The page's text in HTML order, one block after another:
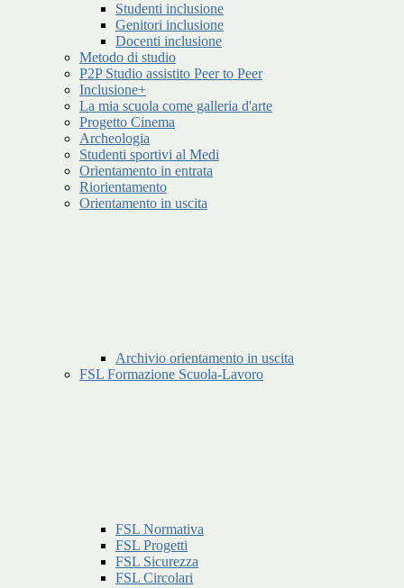
Studenti inclusione
Genitori inclusione
Docenti inclusione
Metodo di studio
P2P Studio assistito Peer to Peer
Inclusione+
La mia scuola come galleria d'arte
Progetto Cinema
Archeologia
Studenti sportivi al Medi
Orientamento in entrata
Riorientamento
Orientamento in uscita
Archivio orientamento in uscita
FSL Formazione Scuola-Lavoro
FSL Normativa
FSL Progetti
FSL Sicurezza
FSL Circolari